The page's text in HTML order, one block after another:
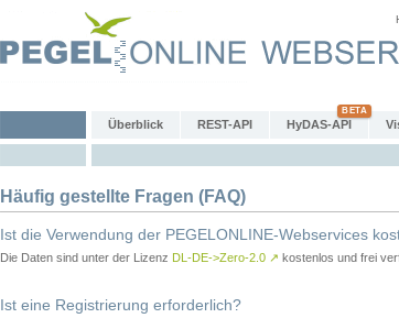
Überblick REST-API HyDAS-API
Häufig gestellte Fragen (FAQ)
Ist die Verwendung der PEGELONLINE-Webservices
Die Daten sind unter der Lizenz DL-DE->Zero-2.0 ↗ kostenlos und frei
Ist eine Registrierung erforderlich?